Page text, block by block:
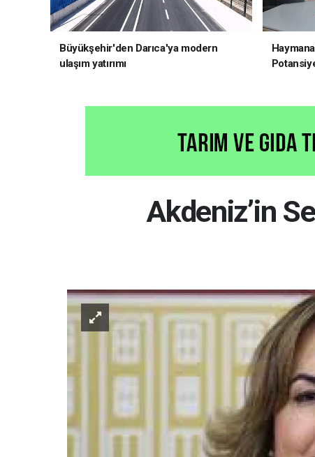
Büyükşehir'den Darıca'ya modern
ulaşım yatırımı
Akdeniz’in